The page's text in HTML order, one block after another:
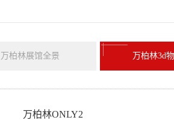
万柏林展馆全景 万柏林3d
万柏林ONLY2